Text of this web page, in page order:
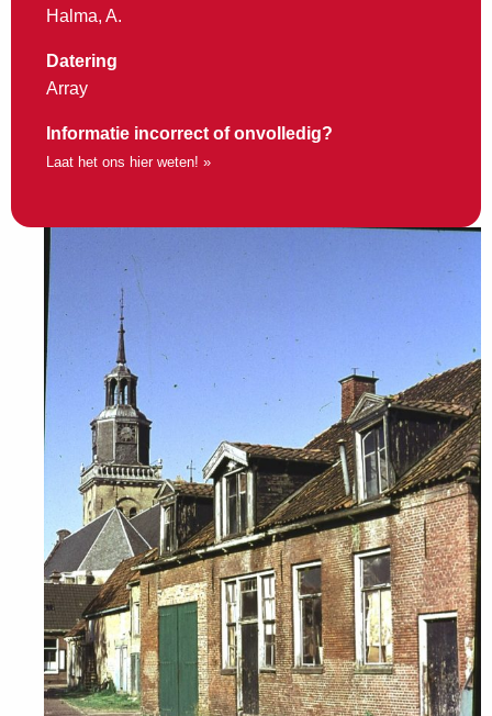
Halma, A.
Datering
Array
Informatie incorrect of onvolledig?
Laat het ons hier weten! »